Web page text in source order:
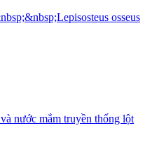
osseus
nước mắm truyền thống lột